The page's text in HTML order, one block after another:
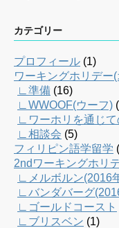
カテゴリー
プロフィール (1)
ワーキングホリデー
∟準備 (16)
∟WWOOF(ウーフ)
∟ワーホリを通じて
∟相談会 (5)
フィリピン語学留学
2ndワーキングホリ
∟メルボルン(2016
∟バンダバーグ
∟ゴールドコースト
∟ブリスベン (1)